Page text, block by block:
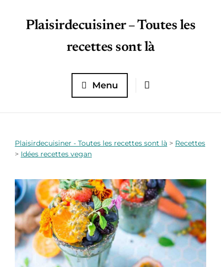
Plaisirdecuisiner – Toutes les
recettes sont là
Menu
Plaisirdecuisiner - Toutes les recettes sont là > Recettes
> Idées recettes vegan